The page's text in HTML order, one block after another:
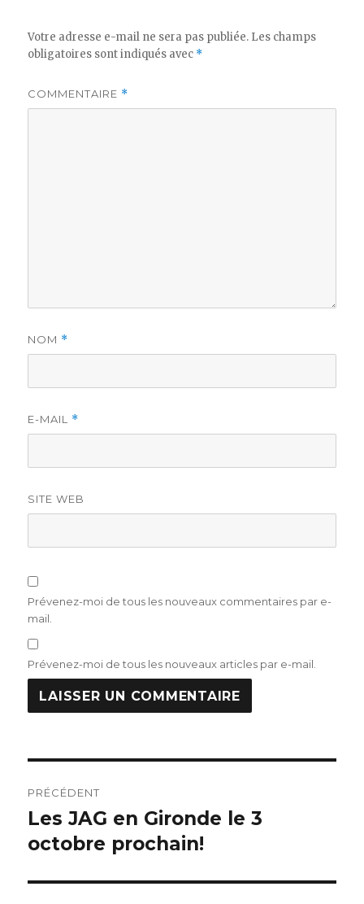
Votre adresse e-mail ne sera pas publiée. Les champs
obligatoires sont indiqués avec *
COMMENTAIRE *
NOM *
E-MAIL *
SITE WEB
Prévenez-moi de tous les nouveaux commentaires par e-
mail.
Prévenez-moi de tous les nouveaux articles par e-mail.
de
l’article
PRÉCÉDENT
Publication
précédente :
Les JAG en Gironde le 3
octobre prochain!